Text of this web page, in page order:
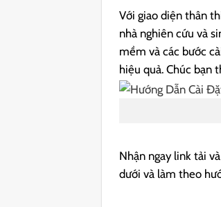
Với giao diện thân
nhà nghiên cứu và
mềm và các bước
hiệu quả. Chúc bạn
Nhận ngay link tải
dưới và làm theo